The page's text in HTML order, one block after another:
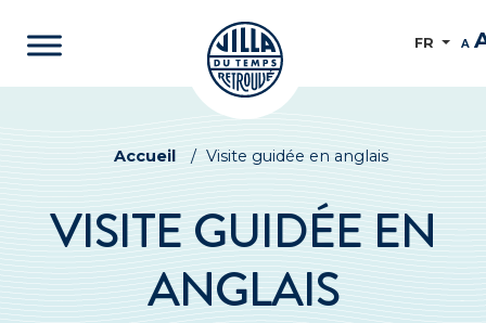
FR A
Accueil / Visite guidée en anglais
VISITE GUIDÉE EN
ANGLAIS